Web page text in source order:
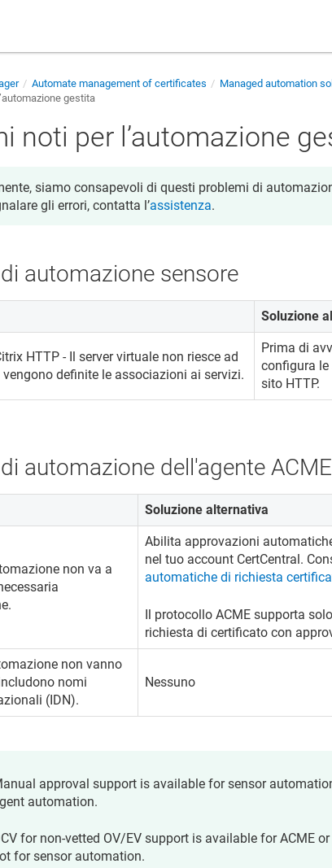
Automate management of certificates
Managed automation
gestita
noti per l’automazione
siamo consapevoli di questi problemi di
gli errori, contatta l’assistenza.
automazione sensore
Soluzione
HTTP - Il server virtuale non riesce ad
definite le associazioni ai servizi.
Prima di
configura le
sito HTTP.
automazione dell'agente ACME
Soluzione alternativa
non va a
Abilita approvazioni
nel tuo account CertCentral.
automatiche di richiesta
Il protocollo ACME supporta
richiesta di certificato con
non vanno
nomi
(IDN).
Nessuno
approval support is available for sensor
automation.
for non-vetted OV/EV support is available for ACME
for sensor automation.